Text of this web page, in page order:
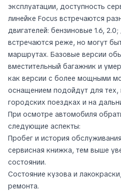
эксплуатации, доступность
линейке Focus встречаются
двигателей: бензиновые 1.6,
встречаются реже, но могут
маршрутах. Базовые версии
вместительный багажник и
как версии с более мощными
оснащением подойдут для тех,
городских поездках и на
При осмотре автомобиля
следующие аспекты:
Пробег и история
сервисная книжка, тем выше
состоянии.
Состояние кузова и
ремонта.